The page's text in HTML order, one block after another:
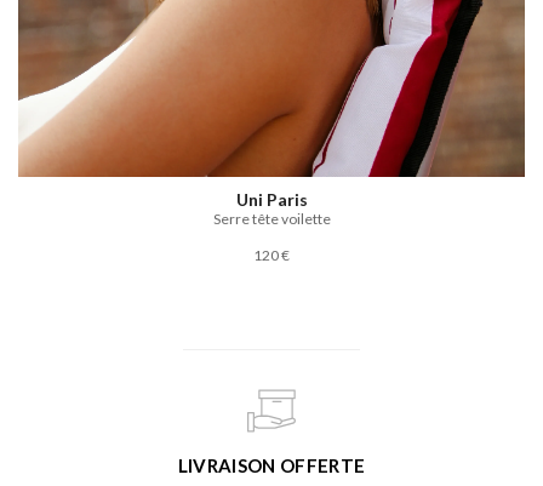
Uni Paris
Serre tête voilette
120 €
LIVRAISON OFFERTE